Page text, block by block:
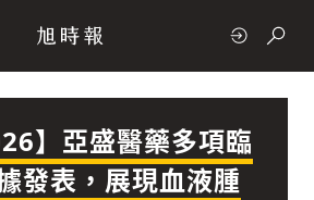
政治
】亞盛醫藥多項臨
發表，展現血液腫